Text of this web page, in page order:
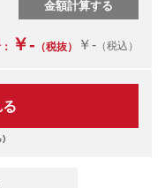
￥- （税抜） ￥- （税込）
)